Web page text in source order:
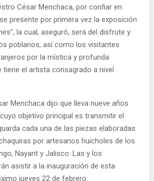
César Menchaca, por confiar en
presente por primera vez la exposición
la cual, aseguró, será del disfrute y
poblanos, así como los visitantes
por la mística y profunda
el artista consagrado a nivel
Menchaca dijo que lleva nueve años
objetivo principal es transmitir el
cada una de las piezas elaboradas
por artesanos huicholes de los
Nayarit y Jalisco. Las y los
asistir a la inauguración de esta
jueves 22 de febrero.